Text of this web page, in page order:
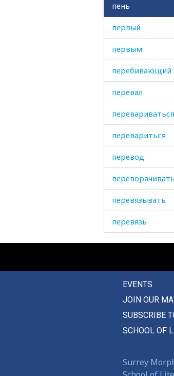
пень
первый
первым
перебивающий
перевал
перевариваться
перевариться
перевод
переворачивать
перевязывать
перевязь
передвигаться
передник
перезревать
перекрытие
EVENTS
JOIN OUR
SUBSCRIBE
SCHOOL OF
Surrey